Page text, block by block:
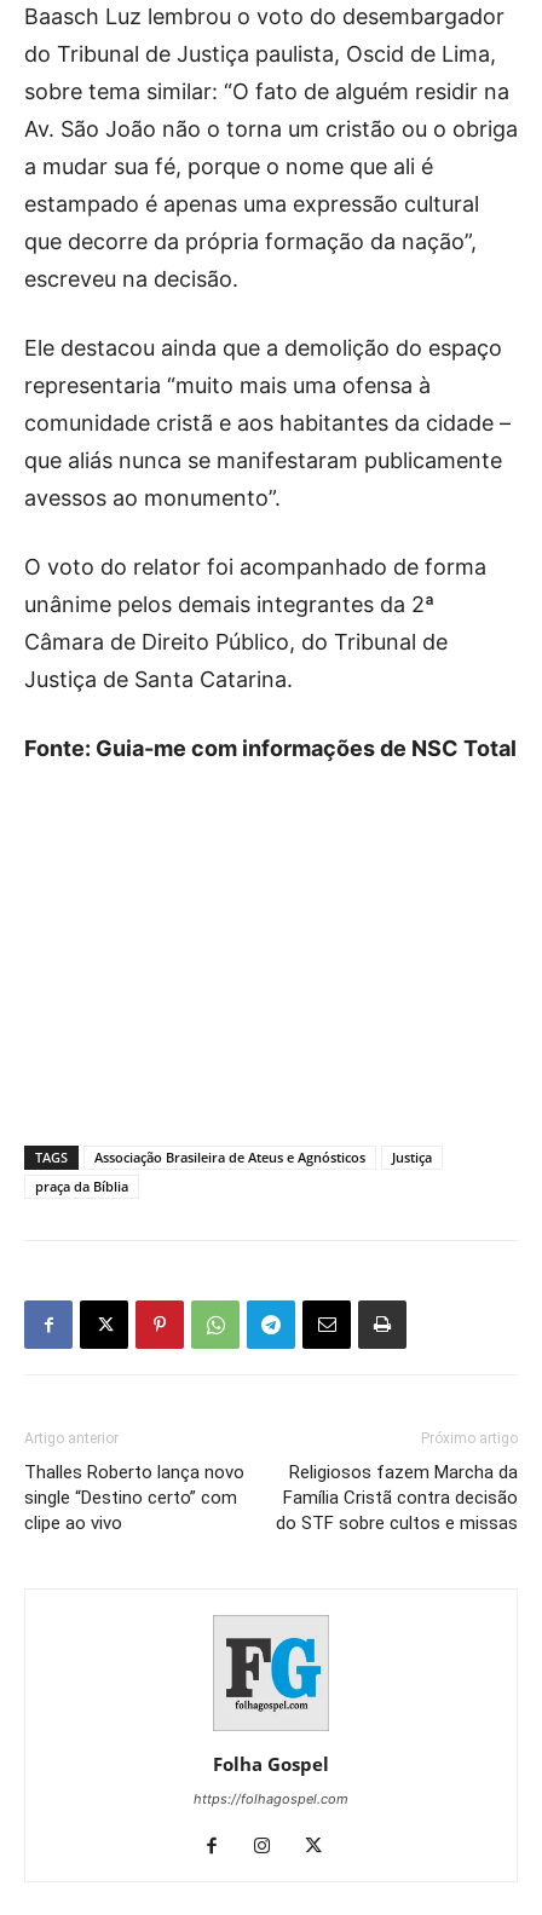
Baasch Luz lembrou o voto do desembargador
do Tribunal de Justiça paulista, Oscid de Lima,
sobre tema similar: “O fato de alguém residir na
Av. São João não o torna um cristão ou o obriga
a mudar sua fé, porque o nome que ali é
estampado é apenas uma expressão cultural
que decorre da própria formação da nação”,
escreveu na decisão.
Ele destacou ainda que a demolição do espaço
representaria “muito mais uma ofensa à
comunidade cristã e aos habitantes da cidade –
que aliás nunca se manifestaram publicamente
avessos ao monumento”.
O voto do relator foi acompanhado de forma
unânime pelos demais integrantes da 2ª
Câmara de Direito Público, do Tribunal de
Justiça de Santa Catarina.
Fonte: Guia-me com informações de NSC Total
TAGS Associação Brasileira de Ateus e Agnósticos
Justiça
praça da Bíblia
Artigo anterior
Thalles Roberto lança novo
single “Destino certo” com
clipe ao vivo
Próximo artigo
Religiosos fazem Marcha da
Família Cristã contra decisão
do STF sobre cultos e missas
Folha Gospel
https://folhagospel.com